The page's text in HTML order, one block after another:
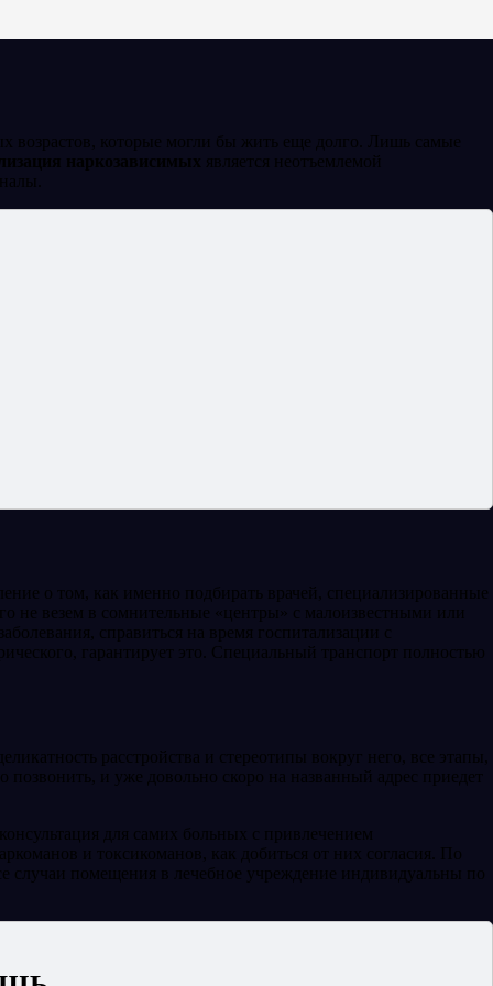
возрастов, которые могли бы жить еще долго. Лишь самые
наркозависимых является неотъемлемой
о том, как именно подбирать врачей, специализированные
не везем в сомнительные «центры» с малоизвестными или
справиться на время госпитализации с
гарантирует это. Специальный транспорт полностью
расстройства и стереотипы вокруг него, все этапы,
и уже довольно скоро на названный адрес приедет
для самих больных с привлечением
и токсикоманов, как добиться от них согласия. По
случаи помещения в лечебное учреждение индивидуальны по